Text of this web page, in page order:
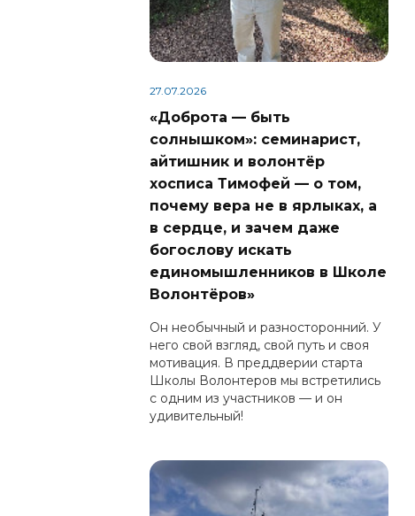
27.07.2026
«Доброта — быть
солнышком»: семинарист,
айтишник и волонтёр
хосписа Тимофей — о том,
почему вера не в ярлыках, а
в сердце, и зачем даже
богослову искать
единомышленников в Школе
Волонтёров»
Он необычный и разносторонний. У
него свой взгляд, свой путь и своя
мотивация. В преддверии старта
Школы Волонтеров мы встретились
с одним из участников — и он
удивительный!